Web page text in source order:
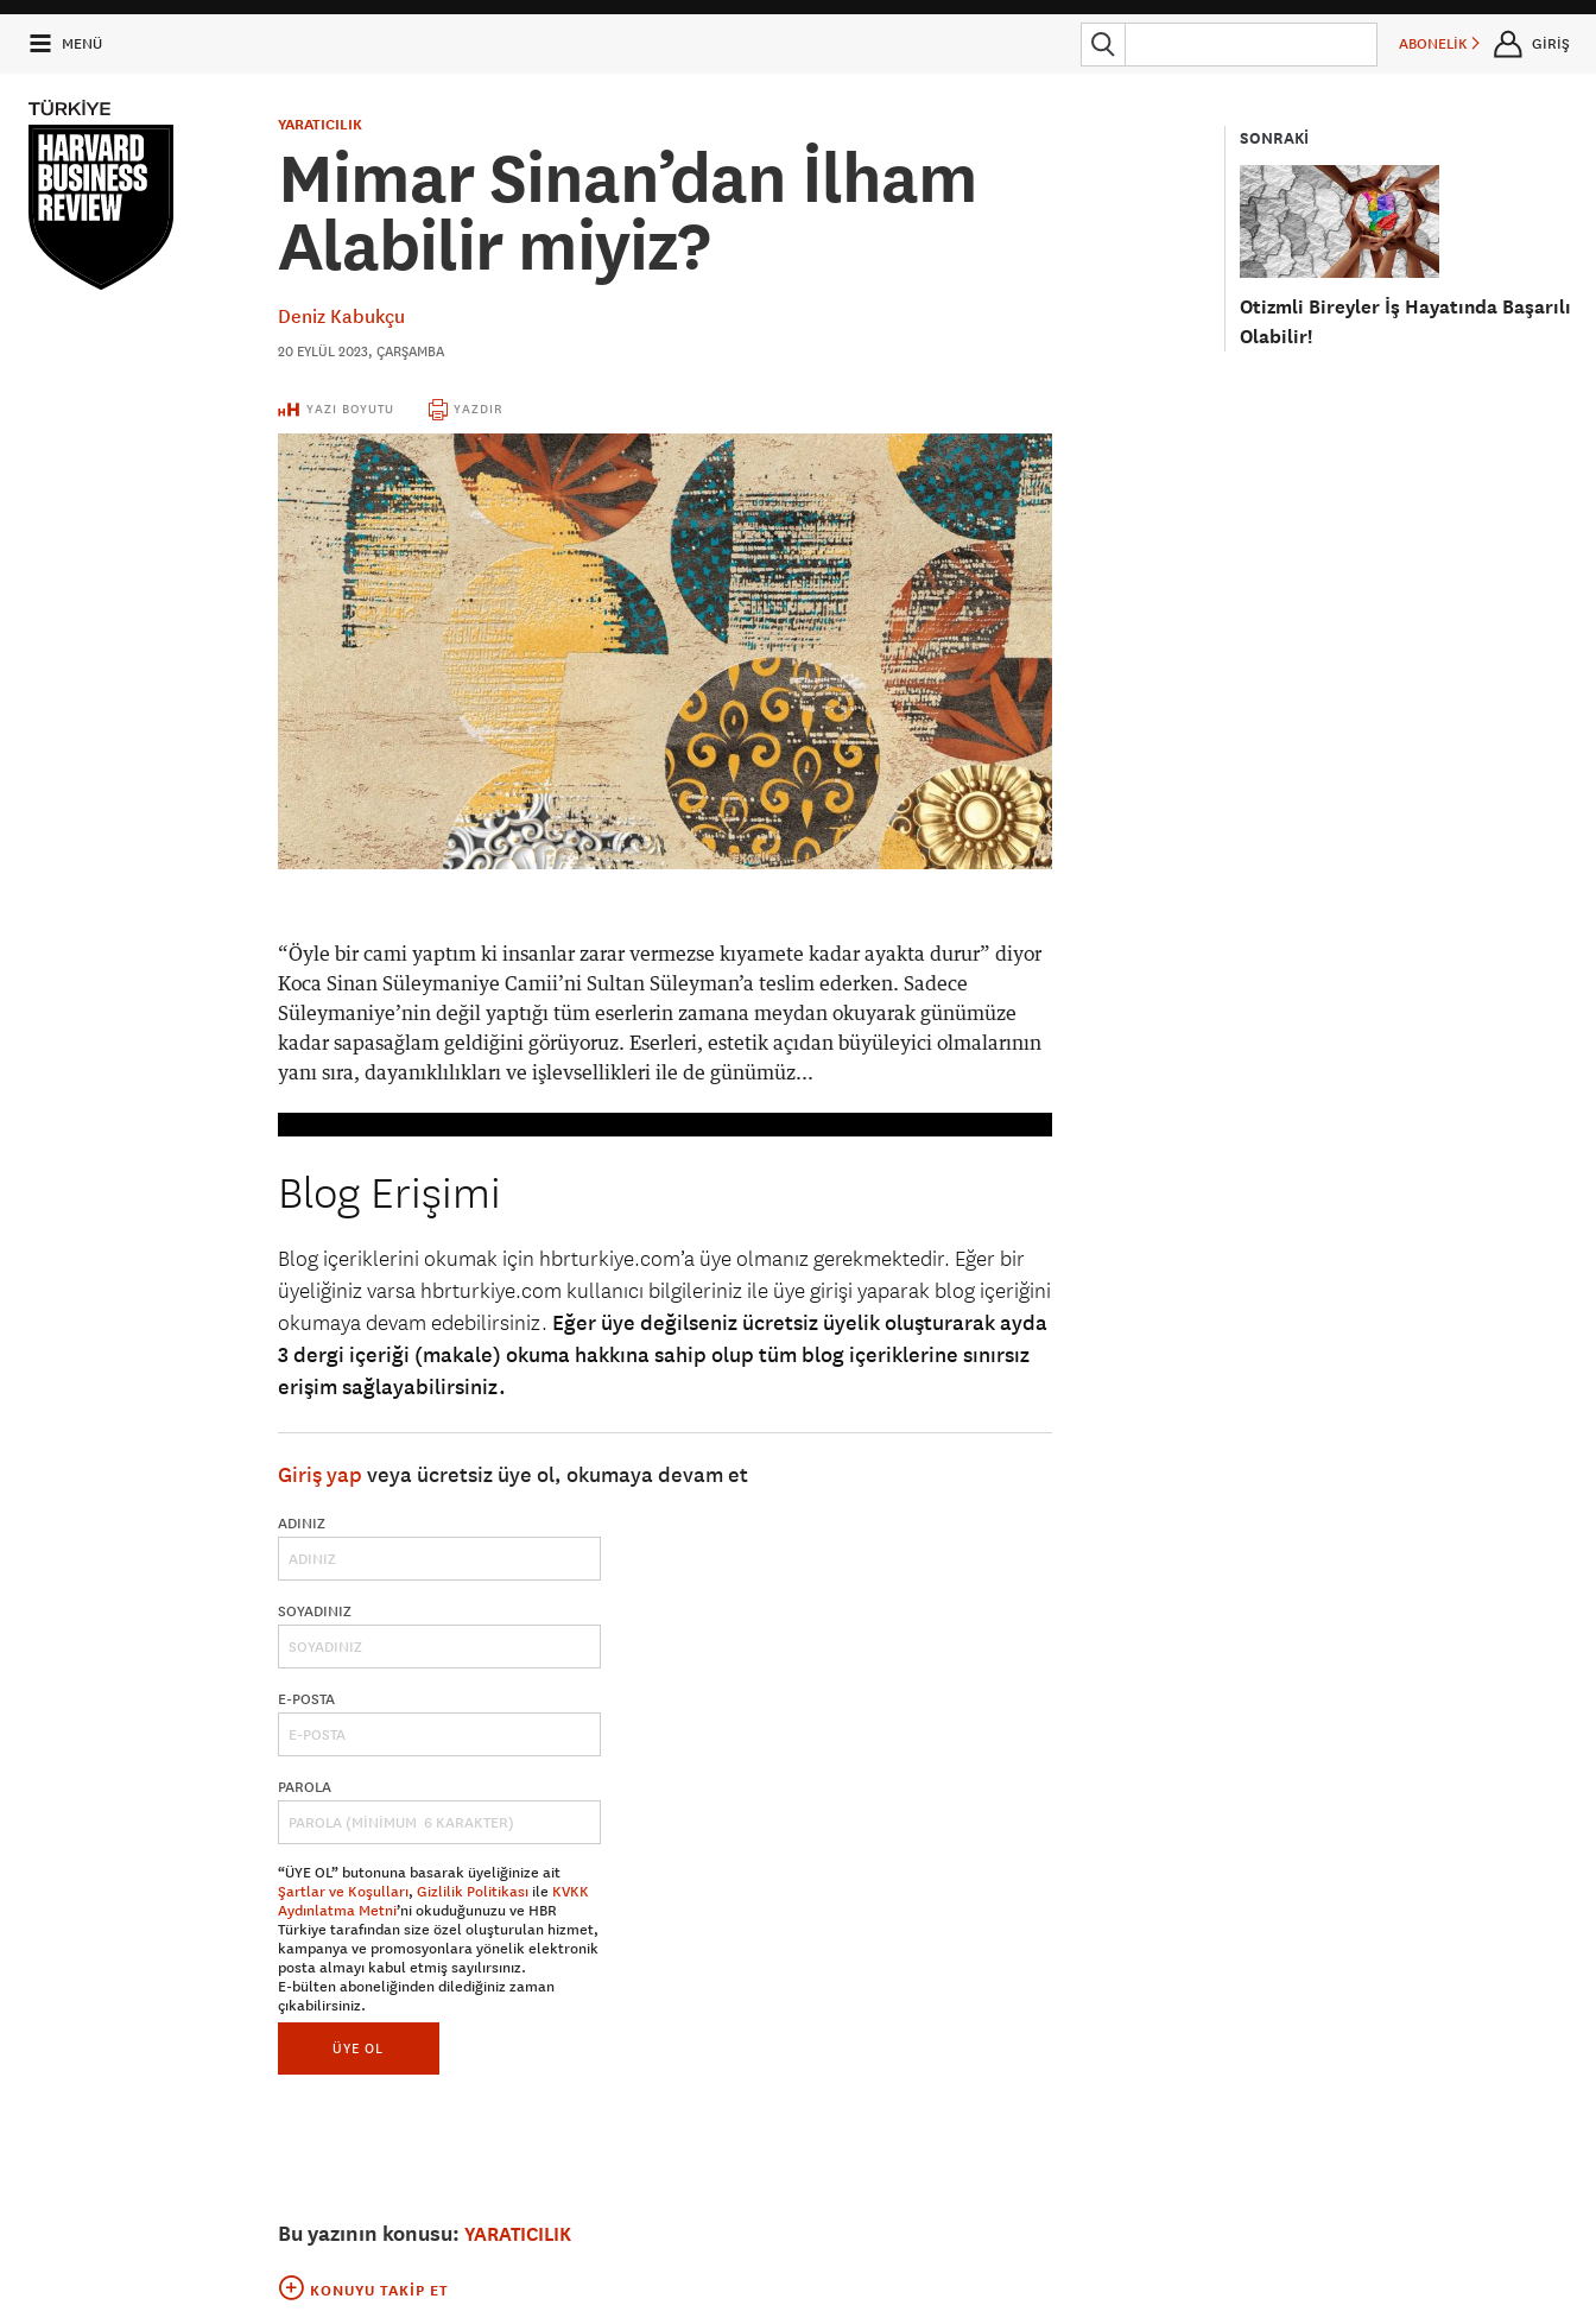
MENÜ ABONELİK GİRİŞ
SONRAKİ
Otizmli Bireyler İş Hayatında Başarılı
Olabilir!
YARATICILIK
Mimar Sinan’dan İlham
Alabilir miyiz?
Deniz Kabukçu
20 EYLÜL 2023, ÇARŞAMBA
YAZI BOYUTU YAZDIR
“Öyle bir cami yaptım ki insanlar zarar vermezse kıyamete kadar ayakta durur” diyor
Koca Sinan Süleymaniye Camii’ni Sultan Süleyman’a teslim ederken. Sadece
Süleymaniye’nin değil yaptığı tüm eserlerin zamana meydan okuyarak günümüze
kadar sapasağlam geldiğini görüyoruz. Eserleri, estetik açıdan büyüleyici olmalarının
yanı sıra, dayanıklılıkları ve işlevsellikleri ile de günümüz...
Blog Erişimi
Blog içeriklerini okumak için hbrturkiye.com’a üye olmanız gerekmektedir. Eğer bir
üyeliğiniz varsa hbrturkiye.com kullanıcı bilgileriniz ile üye girişi yaparak blog içeriğini
okumaya devam edebilirsiniz. Eğer üye değilseniz ücretsiz üyelik oluşturarak ayda
3 dergi içeriği (makale) okuma hakkına sahip olup tüm blog içeriklerine sınırsız
erişim sağlayabilirsiniz.
Giriş yap veya ücretsiz üye ol, okumaya devam et
ADINIZ
SOYADINIZ
E-POSTA
PAROLA
“ÜYE OL” butonuna basarak üyeliğinize ait
Şartlar ve Koşulları, Gizlilik Politikası ile KVKK
Aydınlatma Metni’ni okuduğunuzu ve HBR
Türkiye tarafından size özel oluşturulan hizmet,
kampanya ve promosyonlara yönelik elektronik
posta almayı kabul etmiş sayılırsınız.
E-bülten aboneliğinden dilediğiniz zaman
çıkabilirsiniz.
ÜYE OL
Bu yazının konusu: YARATICILIK
KONUYU TAKIP ET